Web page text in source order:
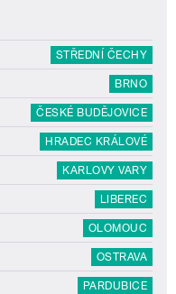
STŘEDNÍ ČECHY
BRNO
ČESKÉ BUDĚJOVICE
HRADEC KRÁLOVÉ
KARLOVY VARY
LIBEREC
OLOMOUC
OSTRAVA
PARDUBICE